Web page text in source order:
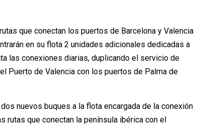
que conectan los puertos de Barcelona y Valencia
en su flota 2 unidades adicionales dedicadas a
las conexiones diarias, duplicando el servicio de
Puerto de Valencia con los puertos de Palma de
nuevos buques a la flota encargada de la conexión
rutas que conectan la península ibérica con el